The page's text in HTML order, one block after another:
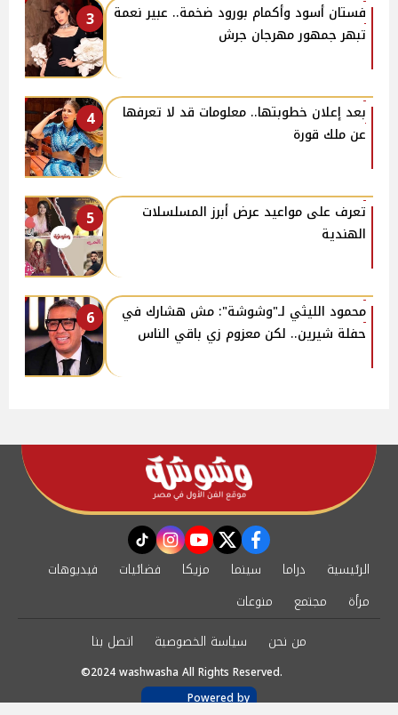
3
فستان أسود وأكمام بورود ضخمة.. عبير نعمة
تبهر جمهور مهرجان جرش
4
بعد إعلان خطوبتها.. معلومات قد لا تعرفها
عن ملك قورة
5
تعرف على مواعيد عرض أبرز المسلسلات
الهندية
6
محمود الليثي لـ"وشوشة": مش هشارك في
حفلة شيرين.. لكن معزوم زي باقي الناس
facebook
twitter
youtube
instagram
tiktok
الرئيسية دراما سينما مزيكا فضائيات
فيديوهات
مرأة
مجتمع
منوعات
من نحن
سياسة الخصوصية اتصل بنا
©2024 washwasha All Rights Reserved.
Powered by